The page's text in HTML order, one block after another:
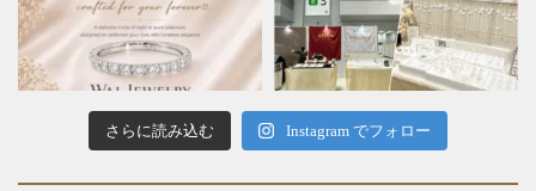
さらに読み込む Instagram でフォロー